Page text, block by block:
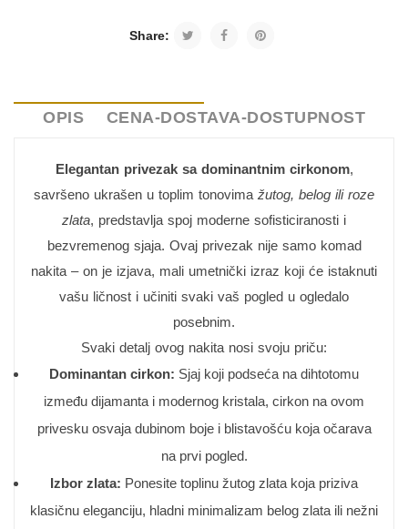
Share:
OPIS CENA-DOSTAVA-DOSTUPNOST
Elegantan privezak sa dominantnim cirkonom,
savršeno ukrašen u toplim tonovima žutog, belog ili roze
zlata, predstavlja spoj moderne sofisticiranosti i
bezvremenog sjaja. Ovaj privezak nije samo komad
nakita – on je izjava, mali umetnički izraz koji će istaknuti
vašu ličnost i učiniti svaki vaš pogled u ogledalo
posebnim.
Svaki detalj ovog nakita nosi svoju priču:
Dominantan cirkon: Sjaj koji podseća na dihtotomu
između dijamanta i modernog kristala, cirkon na ovom
privesku osvaja dubinom boje i blistavošću koja očarava
na prvi pogled.
Izbor zlata: Ponesite toplinu žutog zlata koja priziva
klasičnu eleganciju, hladni minimalizam belog zlata ili nežni